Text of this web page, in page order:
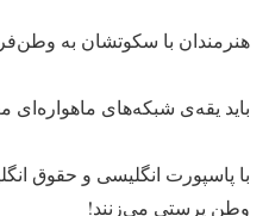
هنرمندان با سکوتشان به
باید یقه‌ی شبکه‌های ماهواره‌ای
با پاسپورت انگلیسی و حقوق
وطن پرستی می‌زنند!